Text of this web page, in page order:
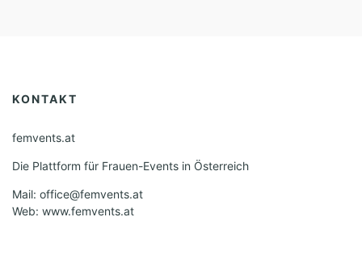
KONTAKT
femvents.at
Die Plattform für Frauen-Events in Österreich
Mail: office@femvents.at
Web: www.femvents.at